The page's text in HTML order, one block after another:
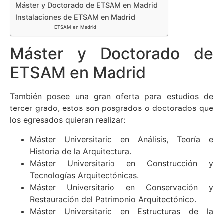
Máster y Doctorado de ETSAM en Madrid
Instalaciones de ETSAM en Madrid
ETSAM en Madrid
Máster y Doctorado de
ETSAM en Madrid
También posee una gran oferta para estudios de
tercer grado, estos son posgrados o doctorados que
los egresados quieran realizar:
Máster Universitario en Análisis, Teoría e
Historia de la Arquitectura.
Máster Universitario en Construcción y
Tecnologías Arquitectónicas.
Máster Universitario en Conservación y
Restauración del Patrimonio Arquitectónico.
Máster Universitario en Estructuras de la